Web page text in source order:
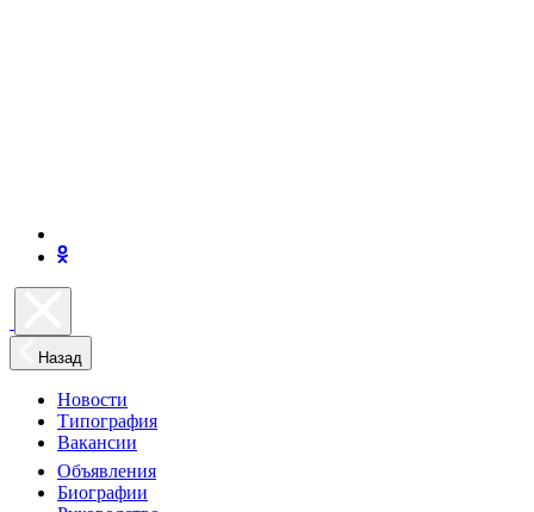
Назад
Новости
Типография
Вакансии
Объявления
Биографии